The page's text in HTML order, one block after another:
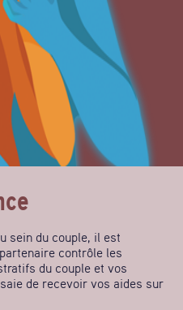
sein du couple, il est
contrôle les
du couple et vos
de recevoir vos aides sur